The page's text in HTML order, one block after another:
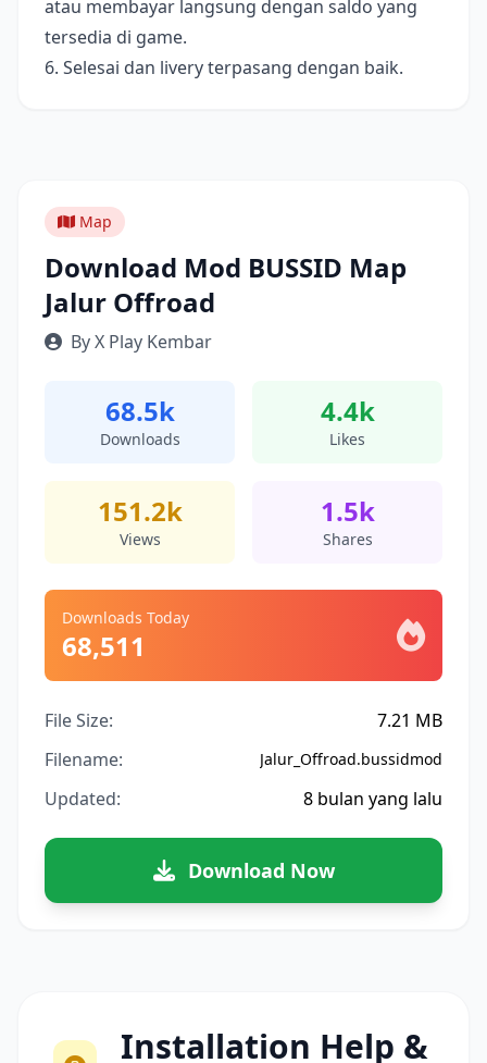
atau membayar langsung dengan saldo yang
tersedia di game.
6. Selesai dan livery terpasang dengan baik.
Map
Download Mod BUSSID Map
Jalur Offroad
By X Play Kembar
68.5k
Downloads
4.4k
Likes
151.2k
Views
1.5k
Shares
Downloads Today
68,511
File Size:
7.21 MB
Filename:
Jalur_Offroad.bussidmod
Updated: 8 bulan yang lalu
Download Now
Installation Help &